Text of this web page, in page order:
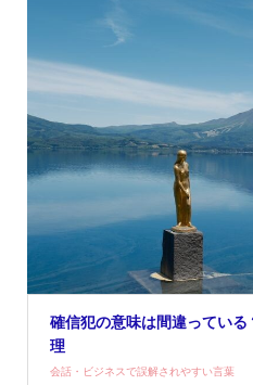
確信犯の意味は間違ってい
理
会話・ビジネスで誤解されやすい言葉